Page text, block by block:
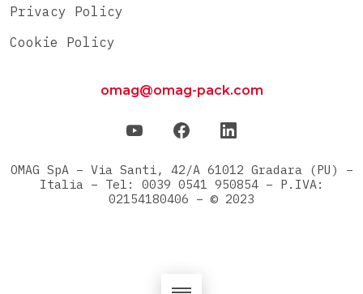
Privacy Policy
Cookie Policy
omag@omag-pack.com
OMAG SpA – Via Santi, 42/A 61012 Gradara (PU) –
Italia – Tel: 0039 0541 950854 – P.IVA:
02154180406 – © 2023